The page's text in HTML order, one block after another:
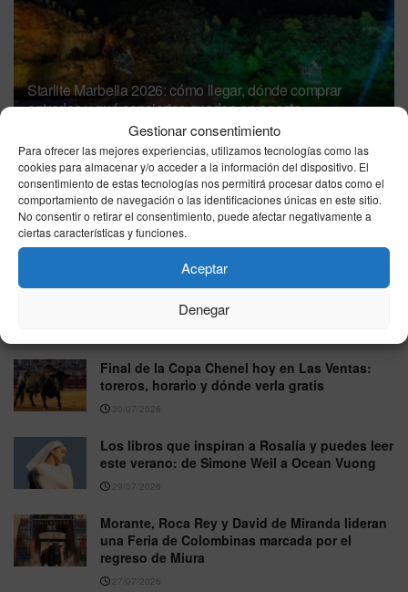
Gestionar consentimiento
Para ofrecer las mejores experiencias, utilizamos tecnologías como las
cookies para almacenar y/o acceder a la información del dispositivo. El
consentimiento de estas tecnologías nos permitirá procesar datos como el
comportamiento de navegación o las identificaciones únicas en este sitio.
No consentir o retirar el consentimiento, puede afectar negativamente a
ciertas características y funciones.
Aceptar
Denegar
Starlite Marbella 2026: cómo llegar, dónde comprar
entradas y qué conciertos quedan en agosto
Feria de la Albahaca de Huesca 2026: fechas,
carteles y entradas para ver a Roca Rey,
Talavante y Emilio de Justo
03/08/2026
Morante de la Puebla sufre una herida de
consideración en la mano y condiciona sus
próximos compromisos
Final de la Copa Chenel hoy en Las Ventas:
toreros, horario y dónde verla gratis
30/07/2026
Los libros que inspiran a Rosalía y puedes leer
este verano: de Simone Weil a Ocean Vuong
29/07/2026
Morante, Roca Rey y David de Miranda lideran
una Feria de Colombinas marcada por el
regreso de Miura
27/07/2026